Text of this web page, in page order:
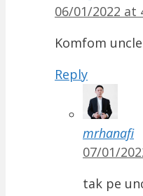
06/01/2022 at
Komfom
Reply
mrhanafi
07/01/
tak pe